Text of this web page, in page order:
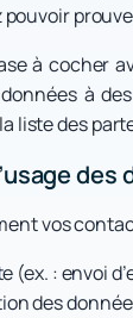
à cocher
à
liste des
des
vos
(ex. : envoi
des